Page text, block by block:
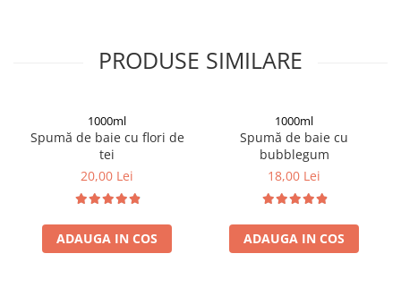
PRODUSE SIMILARE
1000ml
Spumă de baie cu flori de
tei
20,00 Lei
ADAUGA IN COS
1000ml
Spumă de baie cu
bubblegum
18,00 Lei
ADAUGA IN COS